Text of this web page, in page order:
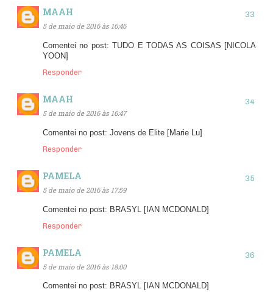
MAAH
5 de maio de 2016 às 16:46
Comentei no post: TUDO E TODAS AS COISAS [NICOLA
YOON]
Responder
MAAH
5 de maio de 2016 às 16:47
Comentei no post: Jovens de Elite [Marie Lu]
Responder
PAMELA
5 de maio de 2016 às 17:59
Comentei no post: BRASYL [IAN MCDONALD]
Responder
PAMELA
5 de maio de 2016 às 18:00
Comentei no post: BRASYL [IAN MCDONALD]